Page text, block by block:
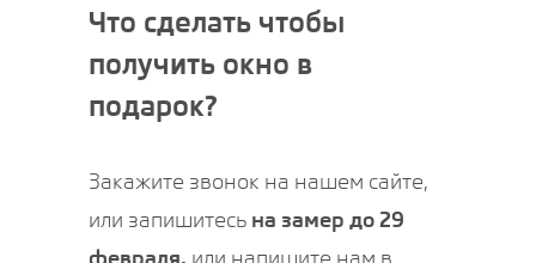
Что сделать чтобы
получить окно в
подарок?
Закажите звонок на нашем сайте,
или запишитесь на замер до 29
февраля, или напишите нам в